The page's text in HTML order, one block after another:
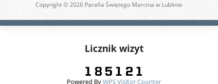
Copyright © 2026 Parafia Świętego Marcina w Lublinie
Licznik wizyt
Powered ByWPS Visitor Counter